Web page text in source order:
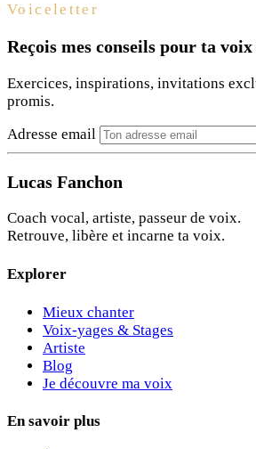
Voiceletter
Reçois mes conseils pour ta voix
Exercices, inspirations, invitations
promis.
Adresse email
Lucas Fanchon
Coach vocal, artiste, passeur de voix.
Retrouve, libère et incarne ta voix.
Explorer
Mieux chanter
Voix-yages & Stages
Artiste
Blog
Je découvre ma voix
En savoir plus